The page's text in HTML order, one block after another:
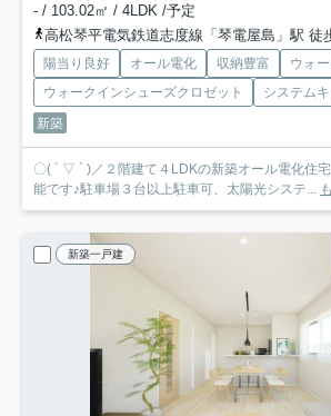
- / 103.02㎡ / 4LDK /予定
高松琴平電気鉄道志度線「琴電屋島」駅 徒
陽当り良好 オール電化 収納豊富
ウォ
ウォークインシューズクロゼット
システム
新築
〇( ´ ▽ ` )／２階建て４LDKの新築オール電化住
能です♪駐車場３台以上駐車可、太陽光システ...
新築一戸建